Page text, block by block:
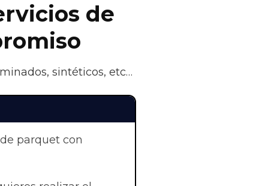
de
sintéticos, etc…
parquet con